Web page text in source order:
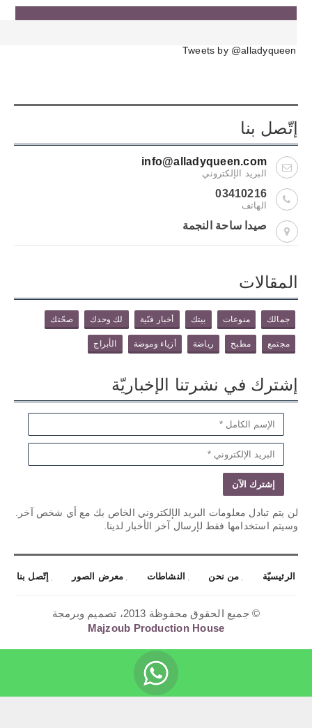
Tweets by @alladyqueen
إتّصل بنا
info@alladyqueen.com
البريد الإلكتروني
03410216
الهاتف
صيدا ساحة النجمة
المقالات
جمالك منوعات بيتك أخبار فنّية لك وحدك صحّتك
مجتمع مطبخ رياضة أزياء وموضة الأبراج
إشترك في نشرتنا الإخباريّة
لن يتم تبادل معلومات البريد الإلكتروني الخاص بك مع أي شخص آخر.
وسيتم استخدامها فقط لإرسال آخر الأخبار لدينا.
الرئيسيّة من نحن النشاطات معرض الصور إتّصل بنا
© جميع الحقوق محفوظة 2013، تصميم وبرمجة
Majzoub Production House